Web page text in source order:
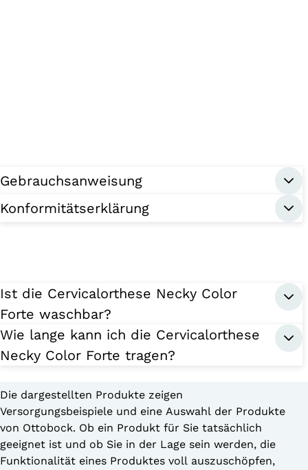
Gebrauchsanweisung
Konformitätserklärung
Ist die Cervicalorthese Necky Color
Forte waschbar?
Wie lange kann ich die Cervicalorthese
Necky Color Forte tragen?
Die dargestellten Produkte zeigen
Versorgungsbeispiele und eine Auswahl der Produkte
von Ottobock. Ob ein Produkt für Sie tatsächlich
geeignet ist und ob Sie in der Lage sein werden, die
Funktionalität eines Produktes voll auszuschöpfen,